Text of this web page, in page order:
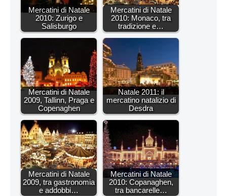
Mercatini di Natale
2010: Zurigo e
Salisburgo
Mercatini di Natale
2010: Monaco, tra
tradizione e…
Mercatini di Natale
2009, Tallinn, Praga e
Copenaghen
Natale 2011: il
mercatino natalizio di
Desdra
Mercatini di Natale
2009, tra gastronomia
e addobbi…
Mercatini di Natale
2010: Copanaghen,
tra bancarelle…